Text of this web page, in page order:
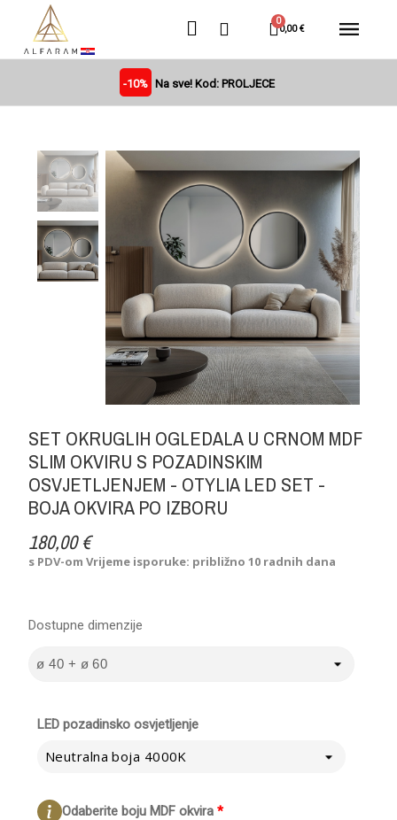
0,00 €
-10% Na sve! Kod: PROLJECE
SET OKRUGLIH OGLEDALA U CRNOM MDF
SLIM OKVIRU S POZADINSKIM
OSVJETLJENJEM - OTYLIA LED SET -
BOJA OKVIRA PO IZBORU
180,00 €
s PDV-omVrijeme isporuke: približno 10 radnih dana
LED pozadinsko osvjetljenje
Neutralna boja 4000K
*
Odaberite boju MDF okvira
Dostupne dimenzije